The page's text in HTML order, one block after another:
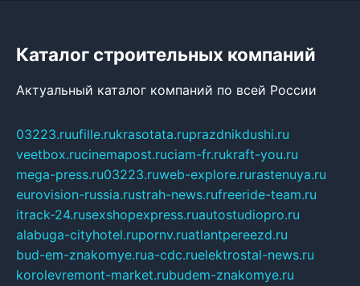
Каталог строительных компаний
Актуальный каталог компаний по всей России
03223.ruufille.rukrasotata.ruprazdnikdushi.ru
veetbox.rucinemapost.ruciam-fr.rukraft-you.ru
mega-press.ru03223.ruweb-explore.rurastenuya.ru
eurovision-russia.rustrah-news.rufreeride-team.ru
itrack-24.rusexshopexpress.ruautostudiopro.ru
alabuga-cityhotel.rupornv.ruatlantpereezd.ru
bud-em-znakomye.rua-cdc.ruelektrostal-news.ru
korolevremont-market.rubudem-znakomye.ru